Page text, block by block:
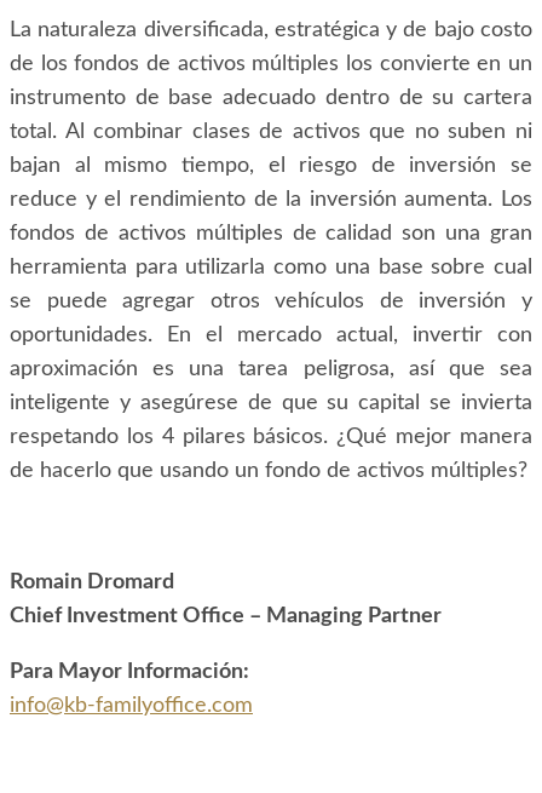
La naturaleza diversificada, estratégica y de bajo costo
de los fondos de activos múltiples los convierte en un
instrumento de base adecuado dentro de su cartera
total. Al combinar clases de activos que no suben ni
bajan al mismo tiempo, el riesgo de inversión se
reduce y el rendimiento de la inversión aumenta. Los
fondos de activos múltiples de calidad son una gran
herramienta para utilizarla como una base sobre cual
se puede agregar otros vehículos de inversión y
oportunidades. En el mercado actual, invertir con
aproximación es una tarea peligrosa, así que sea
inteligente y asegúrese de que su capital se invierta
respetando los 4 pilares básicos. ¿Qué mejor manera
de hacerlo que usando un fondo de activos múltiples?
Romain Dromard
Chief Investment Office – Managing Partner
Para Mayor Información:
info@kb-familyoffice.com